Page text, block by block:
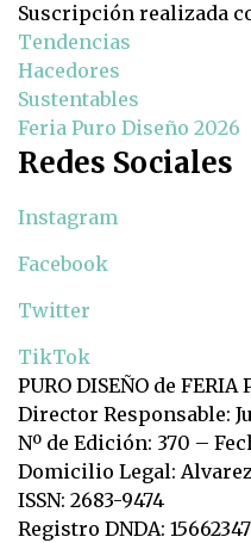
Suscripción realizada
Tendencias
Hacedores
Sustentables
Feria Puro Diseño 2026
Redes Sociales
Instagram
Facebook
Twitter
TikTok
PURO DISEÑO de FERIA
Director Responsable:
Nº de Edición: 370 –
Domicilio Legal: Alvarez
ISSN: 2683-9474
Registro DNDA: 15662347